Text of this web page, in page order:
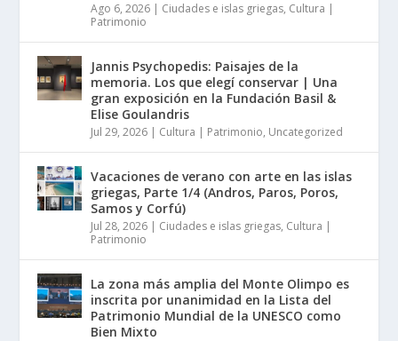
Ago 6, 2026 | Ciudades e islas griegas, Cultura |
Patrimonio
Jannis Psychopedis: Paisajes de la
memoria. Los que elegí conservar | Una
gran exposición en la Fundación Basil &
Elise Goulandris
Jul 29, 2026 | Cultura | Patrimonio, Uncategorized
Vacaciones de verano con arte en las islas
griegas, Parte 1/4 (Andros, Paros, Poros,
Samos y Corfú)
Jul 28, 2026 | Ciudades e islas griegas, Cultura |
Patrimonio
La zona más amplia del Monte Olimpo es
inscrita por unanimidad en la Lista del
Patrimonio Mundial de la UNESCO como
Bien Mixto